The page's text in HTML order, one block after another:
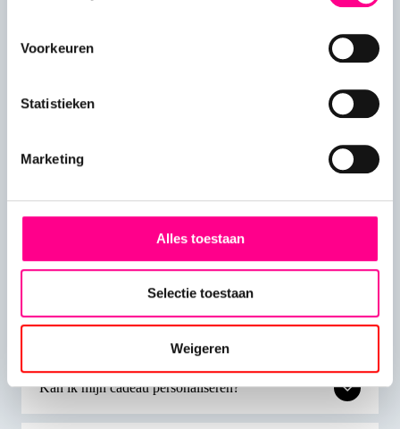
Voorkeuren
Statistieken
Marketing
Alles toestaan
Selectie toestaan
Weigeren
Bezorgen jullie ook in het buitenland?
versturen?
Kan ik mijn cadeau personaliseren?